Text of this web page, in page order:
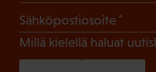
Sähköpostiosoite
Millä kielellä haluat